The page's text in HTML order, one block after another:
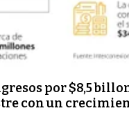
por $8,5
con un